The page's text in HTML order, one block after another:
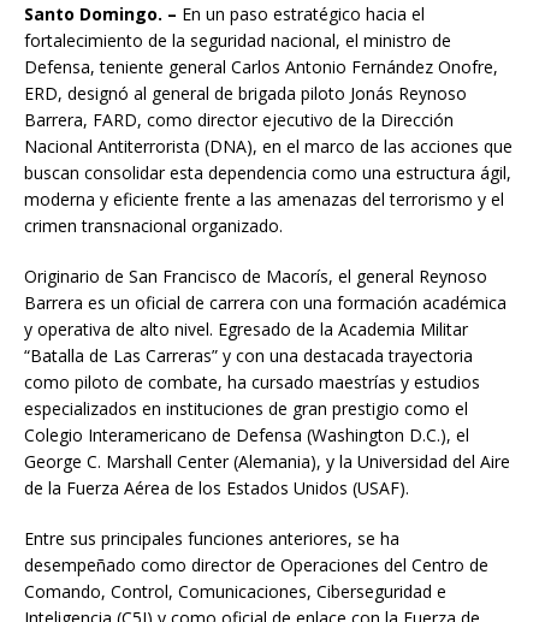
Santo Domingo. – En un paso estratégico hacia el
fortalecimiento de la seguridad nacional, el ministro de
Defensa, teniente general Carlos Antonio Fernández Onofre,
ERD, designó al general de brigada piloto Jonás Reynoso
Barrera, FARD, como director ejecutivo de la Dirección
Nacional Antiterrorista (DNA), en el marco de las acciones que
buscan consolidar esta dependencia como una estructura ágil,
moderna y eficiente frente a las amenazas del terrorismo y el
crimen transnacional organizado.
Originario de San Francisco de Macorís, el general Reynoso
Barrera es un oficial de carrera con una formación académica
y operativa de alto nivel. Egresado de la Academia Militar
“Batalla de Las Carreras” y con una destacada trayectoria
como piloto de combate, ha cursado maestrías y estudios
especializados en instituciones de gran prestigio como el
Colegio Interamericano de Defensa (Washington D.C.), el
George C. Marshall Center (Alemania), y la Universidad del Aire
de la Fuerza Aérea de los Estados Unidos (USAF).
Entre sus principales funciones anteriores, se ha
desempeñado como director de Operaciones del Centro de
Comando, Control, Comunicaciones, Ciberseguridad e